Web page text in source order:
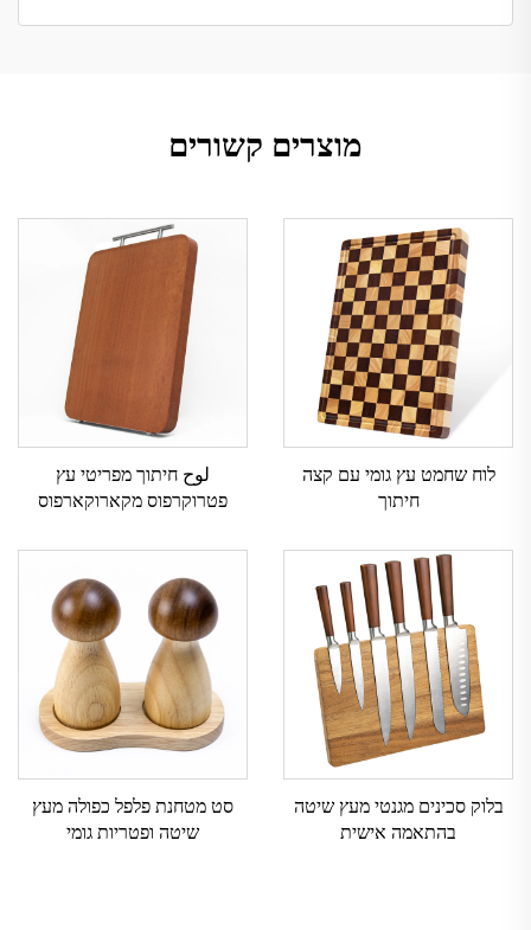
מוצרים קשורים
לוח שחמט עץ גומי עם קצה
חיתוך
لوح חיתוך מפריטי עץ
פטרוקרפוס מקארוקארפוס
בלוק סכינים מגנטי מעץ שיטה
בהתאמה אישית
סט מטחנת פלפל כפולה מעץ
שיטה ופטריות גומי